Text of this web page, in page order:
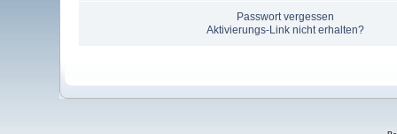
Passwort vergessen
Aktivierungs-Link nicht erhalten?